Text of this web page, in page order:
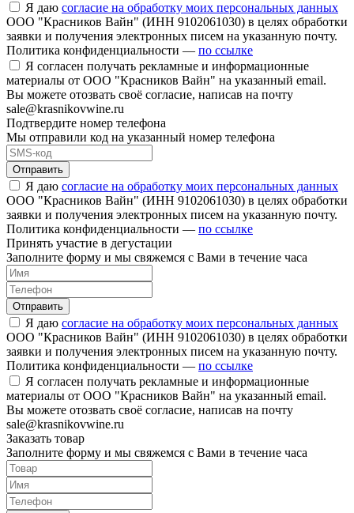
Я даю согласие на обработку моих персональных данных
ООО "Красников Вайн" (ИНН 9102061030) в целях обработки
заявки и получения электронных писем на указанную почту.
Политика конфиденциальности — по ссылке
Я согласен получать рекламные и информационные
материалы от ООО "Красников Вайн" на указанный email.
Вы можете отозвать своё согласие, написав на почту
sale@krasnikovwine.ru
Подтвердите номер телефона
Мы отправили код на указанный номер телефона
Отправить
Я даю согласие на обработку моих персональных данных
ООО "Красников Вайн" (ИНН 9102061030) в целях обработки
заявки и получения электронных писем на указанную почту.
Политика конфиденциальности — по ссылке
Принять участие в дегустации
Заполните форму и мы свяжемся с Вами в течение часа
Отправить
Я даю согласие на обработку моих персональных данных
ООО "Красников Вайн" (ИНН 9102061030) в целях обработки
заявки и получения электронных писем на указанную почту.
Политика конфиденциальности — по ссылке
Я согласен получать рекламные и информационные
материалы от ООО "Красников Вайн" на указанный email.
Вы можете отозвать своё согласие, написав на почту
sale@krasnikovwine.ru
Заказать товар
Заполните форму и мы свяжемся с Вами в течение часа